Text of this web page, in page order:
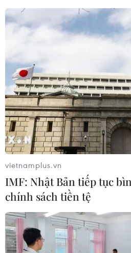
vietnamplus.vn
IMF: Nhật Bản tiếp tục
chính sách tiền tệ